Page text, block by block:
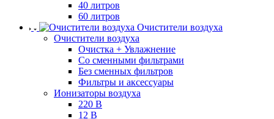
40 литров
60 литров
Очистители воздуха
Очистители воздуха
Очистка + Увлажнение
Cо сменными фильтрами
Без сменных фильтров
Фильтры и аксессуары
Ионизаторы воздуха
220 В
12 В